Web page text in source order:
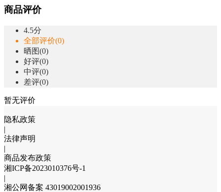
商品评价
4.5分
全部评价(0)
晒图(0)
好评(0)
中评(0)
差评(0)
暂无评价
隐私政策
|
法律声明
|
商品发布政策
湘ICP备2023010376号-1
|
湘公网备案 43019002001936